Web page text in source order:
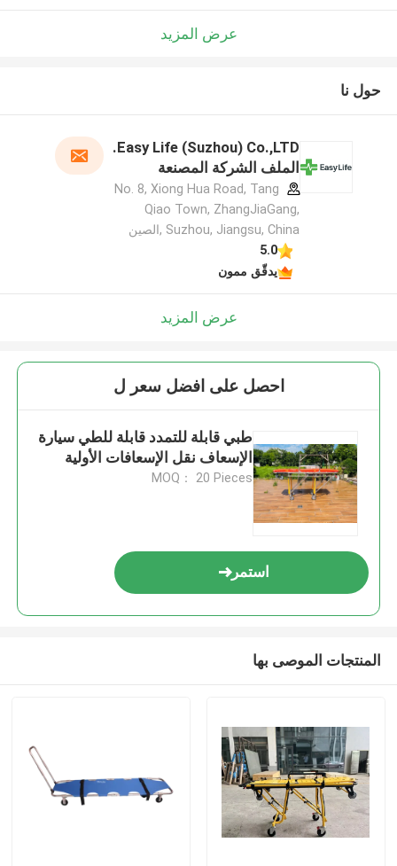
عرض المزيد
حول نا
Easy Life (Suzhou) Co.,LTD.
الملف الشركة المصنعة
No. 8, Xiong Hua Road, Tang
Qiao Town, ZhangJiaGang,
Suzhou, Jiangsu, China ,الصين
5.0
يدقّق ممون
عرض المزيد
احصل على افضل سعر ل
طبي قابلة للتمدد قابلة للطي سيارة
الإسعاف نقل الإسعافات الأولية
MOQ： 20 Pieces
استمر
المنتجات الموصى بها